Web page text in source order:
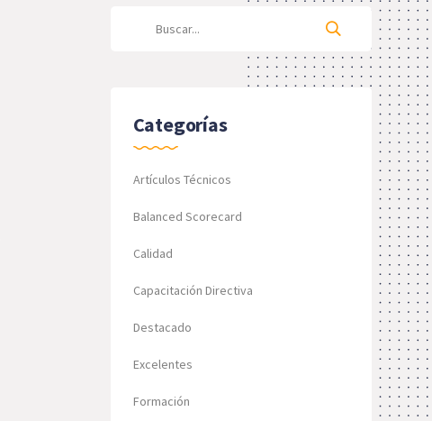
Categorías
Artículos Técnicos
Balanced Scorecard
Calidad
Capacitación Directiva
Destacado
Excelentes
Formación